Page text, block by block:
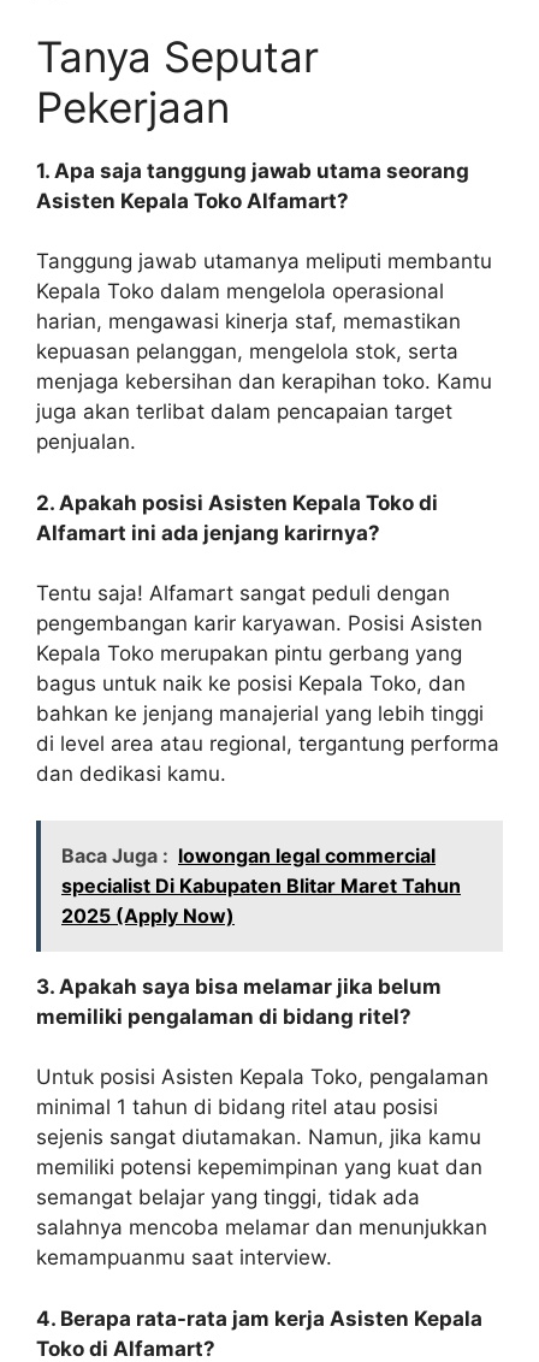
Tanya Seputar
Pekerjaan
1. Apa saja tanggung jawab utama seorang
Asisten Kepala Toko Alfamart?
Tanggung jawab utamanya meliputi membantu
Kepala Toko dalam mengelola operasional
harian, mengawasi kinerja staf, memastikan
kepuasan pelanggan, mengelola stok, serta
menjaga kebersihan dan kerapihan toko. Kamu
juga akan terlibat dalam pencapaian target
penjualan.
2. Apakah posisi Asisten Kepala Toko di
Alfamart ini ada jenjang karirnya?
Tentu saja! Alfamart sangat peduli dengan
pengembangan karir karyawan. Posisi Asisten
Kepala Toko merupakan pintu gerbang yang
bagus untuk naik ke posisi Kepala Toko, dan
bahkan ke jenjang manajerial yang lebih tinggi
di level area atau regional, tergantung performa
dan dedikasi kamu.
Baca Juga : lowongan legal commercial
specialist Di Kabupaten Blitar Maret Tahun
2025 (Apply Now)
3. Apakah saya bisa melamar jika belum
memiliki pengalaman di bidang ritel?
Untuk posisi Asisten Kepala Toko, pengalaman
minimal 1 tahun di bidang ritel atau posisi
sejenis sangat diutamakan. Namun, jika kamu
memiliki potensi kepemimpinan yang kuat dan
semangat belajar yang tinggi, tidak ada
salahnya mencoba melamar dan menunjukkan
kemampuanmu saat interview.
4. Berapa rata-rata jam kerja Asisten Kepala
Toko di Alfamart?